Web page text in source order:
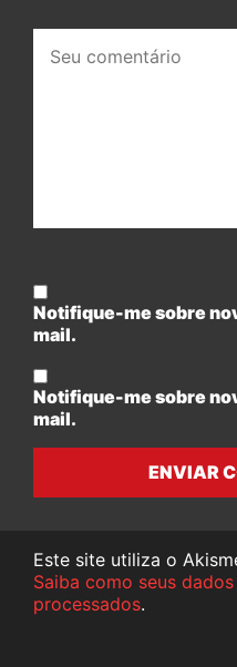
comentário:
Notifique-me sobre
mail.
Notifique-me sobre
mail.
ENVIAR
Este site utiliza o
Saiba como seus
processados.